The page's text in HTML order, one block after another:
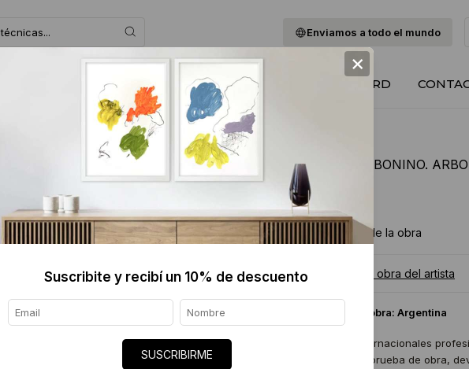
Enviamos a todo el mundo
BLOG QUIENES SOMOS GIFT CARD
FELICITAS BONINO.
$728 USD
Información de la obra
Ver toda la obra del artista
Origen de la obra: Argentina
Envíos internacionales
7 días de prueba de obra,
×
Suscribite y recibí un 10% de descuento
SUSCRIBIRME